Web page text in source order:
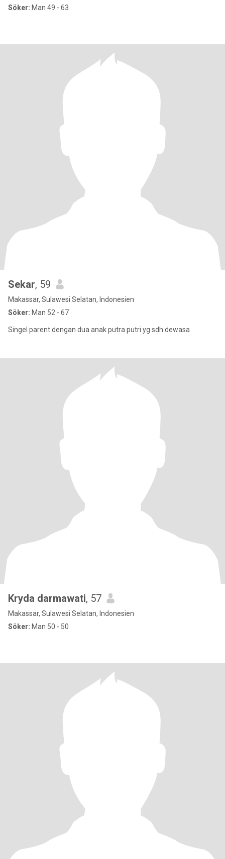
Söker: Man 49 - 63
Sekar, 59
Makassar, Sulawesi Selatan, Indonesien
Söker: Man 52 - 67
Singel parent dengan dua anak putra putri yg sdh dewasa
Kryda darmawati, 57
Makassar, Sulawesi Selatan, Indonesien
Söker: Man 50 - 50